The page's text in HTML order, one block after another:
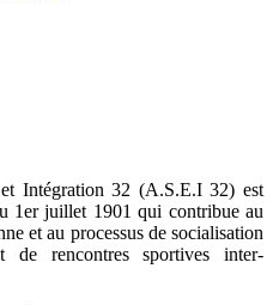
Intégration 32 (A.S.E.I 32) est
1er juillet 1901 qui contribue au
et au processus de socialisation
de rencontres sportives inter-